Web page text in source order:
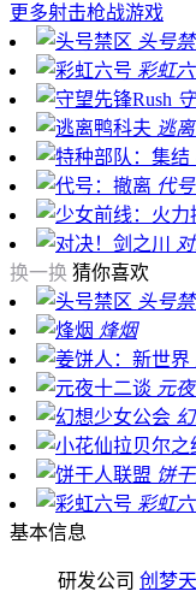
更多射击枪战游戏
头号
彩虹
逃
代
换一换 猜你喜欢
头号
烽烟
元
饼
彩虹
基本信息
研发公司 创梦